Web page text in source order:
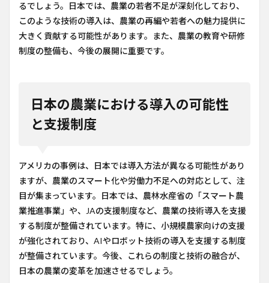
るでしょう。日本では、農業の若者不足が深刻化しており、
このような技術の導入は、農業の再編や若者への魅力提供に
大きく貢献する可能性があります。また、農業の教育や研修
制度の整備も、今後の展開に重要です。
日本の農業における導入の可能性
と支援制度
アメリカの事例は、日本では導入方法が異なる可能性があり
ますが、農業のスマート化や労働力不足への対応として、注
目が集まっています。日本では、農林水産省の「スマート農
業推進事業」や、JAの支援制度など、農業の技術導入を支援
する制度が整備されています。特に、小規模農家向けの支援
が強化されており、AIやロボット技術の導入を支援する制度
が整備されています。今後、これらの制度と技術の融合が、
日本の農業の変革を加速させるでしょう。